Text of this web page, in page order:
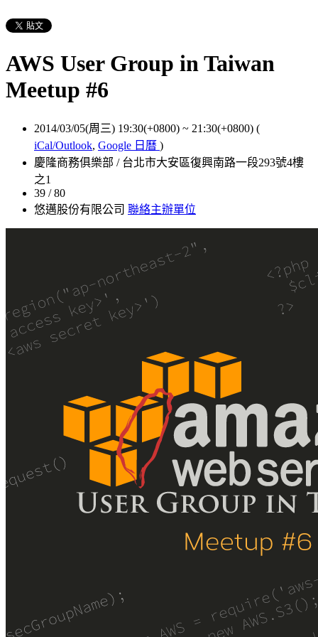
AWS User Group in Taiwan
Meetup #6
2014/03/05(周三) 19:30(+0800) ~ 21:30(+0800) (
iCal/Outlook, Google 日曆 )
慶隆商務俱樂部 / 台北市大安區復興南路一段293號4樓
之1
39 / 80
悠邁股份有限公司 聯絡主辦單位